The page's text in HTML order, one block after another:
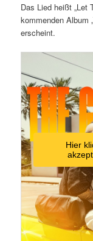
Das Lied heißt „Let
kommenden Album
erscheint.
Hier